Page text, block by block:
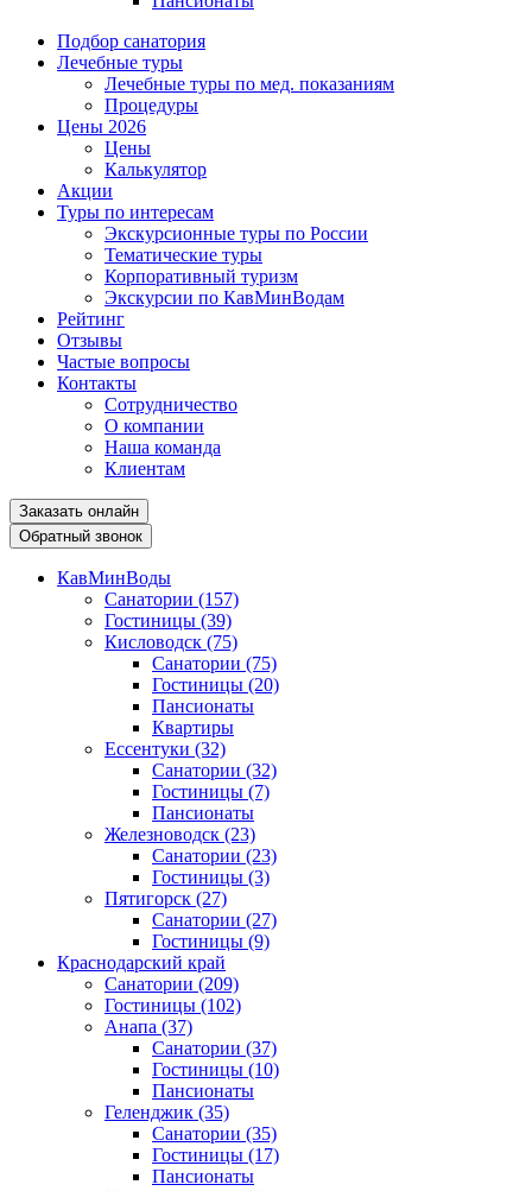
Подбор санатория
Лечебные туры
Лечебные туры по мед. показаниям
Процедуры
Цены 2026
Цены
Калькулятор
Акции
Туры по интересам
Экскурсионные туры по России
Тематические туры
Корпоративный туризм
Экскурсии по КавМинВодам
Рейтинг
Отзывы
Частые вопросы
Контакты
Сотрудничество
О компании
Наша команда
Клиентам
Заказать онлайн
Обратный звонок
КавМинВоды
Санатории (157)
Гостиницы (39)
Кисловодск (75)
Санатории (75)
Гостиницы (20)
Пансионаты
Квартиры
Ессентуки (32)
Санатории (32)
Гостиницы (7)
Пансионаты
Железноводск (23)
Санатории (23)
Гостиницы (3)
Пятигорск (27)
Санатории (27)
Гостиницы (9)
Краснодарский край
Санатории (209)
Гостиницы (102)
Анапа (37)
Санатории (37)
Гостиницы (10)
Пансионаты
Геленджик (35)
Санатории (35)
Гостиницы (17)
Пансионаты